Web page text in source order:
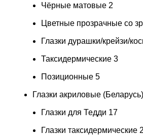
Чёрные матовые 2
Цветные прозрачные со
Глазки дурашки/крейзи/
Таксидермические 3
Позиционные 5
Глазки акриловые (Беларусь)
Глазки для Тедди 17
Глазки таксидермические